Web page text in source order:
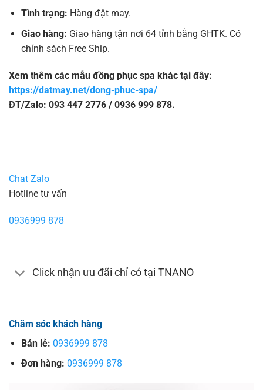
Tình trạng: Hàng đặt may.
Giao hàng: Giao hàng tận nơi 64 tỉnh bằng GHTK. Có
chính sách Free Ship.
Xem thêm các mẫu đồng phục spa khác tại đây:
https://datmay.net/dong-phuc-spa/
ĐT/Zalo: 093 447 2776 / 0936 999 878.
Chat Zalo
Hotline tư vấn
0936999 878
Click nhận ưu đãi chỉ có tại TNANO
Chăm sóc khách hàng
Bán lẻ: 0936999 878
Đơn hàng: 0936999 878